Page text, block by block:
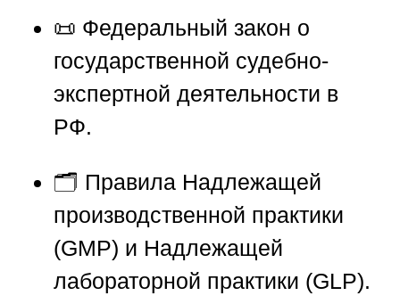
📜 Федеральный закон о
государственной судебно-
экспертной деятельности в
РФ.
🗂 Правила Надлежащей
производственной практики
(GMP) и Надлежащей
лабораторной практики (GLP).